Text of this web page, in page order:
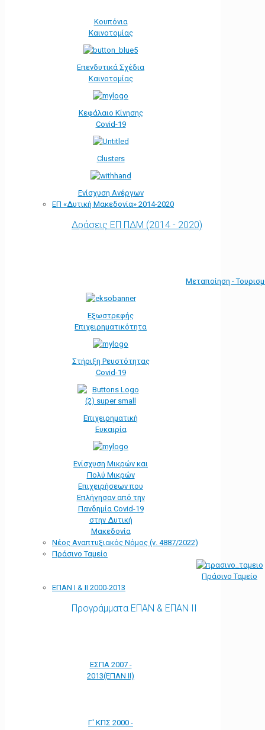
Κουπόνια
Καινοτομίας
Επενδυτικά Σχέδια
Καινοτομίας
Κεφάλαιο Κίνησης
Covid-19
Clusters
Ενίσχυση Ανέργων
ΕΠ «Δυτική Μακεδονία» 2014-2020
Δράσεις ΕΠ ΠΔΜ (2014 - 2020)
Μεταποίηση -
Εξωστρεφής
Επιχειρηματικότητα
Στήριξη Ρευστότητας
Covid-19
Επιχειρηματική
Ευκαιρία
Ενίσχυση Μικρών και
Πολύ Μικρών
Επιχειρήσεων που
Επλήγησαν από την
Πανδημία Covid-19
στην Δυτική
Μακεδονία
Νέος Αναπτυξιακός Νόμος (ν. 4887/2022)
Πράσινο Ταμείο
Πράσινο Ταμείο
ΕΠΑΝ Ι & ΙΙ 2000-2013
Προγράμματα ΕΠΑΝ & ΕΠΑΝ ΙΙ
ΕΣΠΑ 2007 -
2013(ΕΠΑΝ ΙΙ)
Γ' ΚΠΣ 2000 -